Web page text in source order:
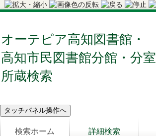
オーテピア高知図書館・
高知市民図書館分館・分室
所蔵検索
検索ホーム 詳細検索